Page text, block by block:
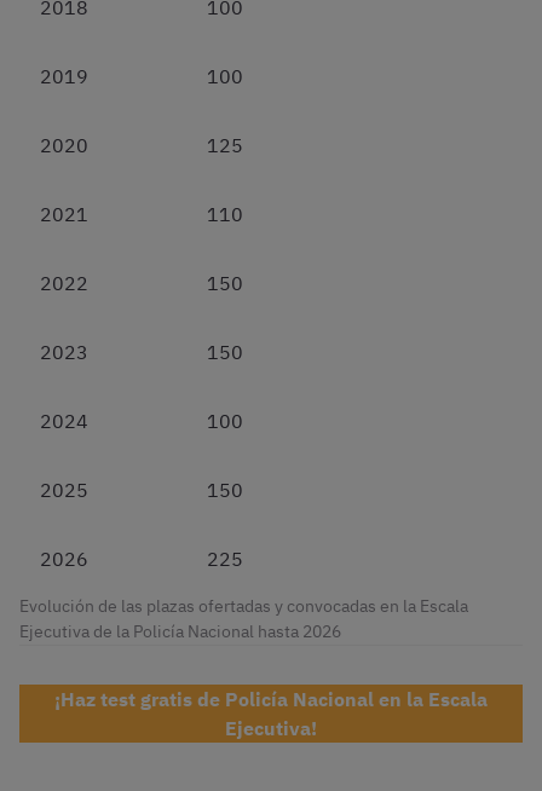
2018 100
2019 100
2020 125
2021 110
2022 150
2023 150
2024 100
2025 150
2026 225
Evolución de las plazas ofertadas y convocadas en la Escala
Ejecutiva de la Policía Nacional hasta 2026
¡Haz test gratis de Policía Nacional en la Escala
Ejecutiva!